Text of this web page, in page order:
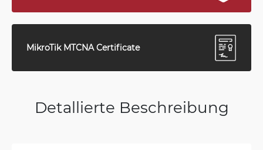
MikroTik MTCNA Certificate
Detallierte Beschreibung